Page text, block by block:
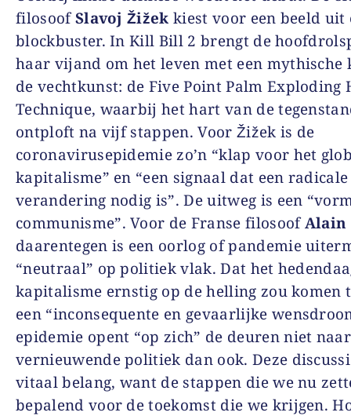
filosoofSlavoj Žižek kiest voor een beeld uit
blockbuster. In Kill Bill 2 brengt de
haar vijand om het leven met een mythische
de vechtkunst: de Five Point Palm Exploding
Technique, waarbij het hart van de
ontploft na vijf stappen. Voor Žižek is de
coronavirusepidemie zo’n “klap voor het
kapitalisme” en “een signaal dat een radicale
verandering nodig is”. De uitweg is een
communisme”. Voor de Franse filosoofAlain
daarentegen is een oorlog of pandemie
“neutraal” op politiek vlak. Dat het
kapitalisme ernstig op de helling zou komen
een “inconsequente en gevaarlijke
epidemie opent “op zich” de deuren niet
vernieuwende politiek dan ook. Deze
vitaal belang, want de stappen die we nu
bepalend voor de toekomst die we krijgen.